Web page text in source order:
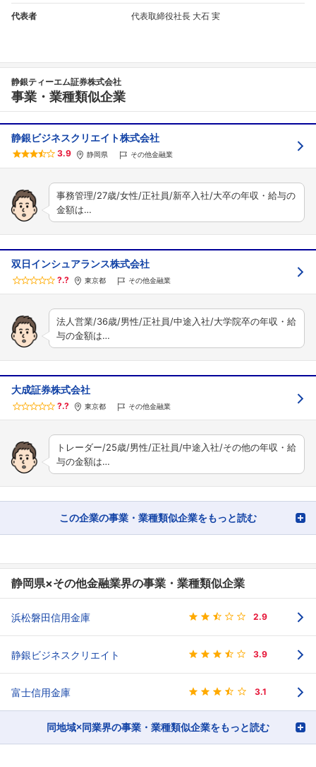
代表者 代表取締役社長 大石 実
静銀ティーエム証券株式会社
事業・業種類似企業
静銀ビジネスクリエイト株式会社
3.9 静岡県 その他金融業
事務管理/27歳/女性/正社員/新卒入社/大卒の年収・給与の
金額は…
双日インシュアランス株式会社
?.? 東京都 その他金融業
法人営業/36歳/男性/正社員/中途入社/大学院卒の年収・給
与の金額は…
大成証券株式会社
?.? 東京都 その他金融業
トレーダー/25歳/男性/正社員/中途入社/その他の年収・給
与の金額は…
この企業の事業・業種類似企業をもっと読む
静岡県×その他金融業界の事業・業種類似企業
浜松磐田信用金庫 2.9
静銀ビジネスクリエイト 3.9
富士信用金庫 3.1
同地域×同業界の事業・業種類似企業をもっと読む